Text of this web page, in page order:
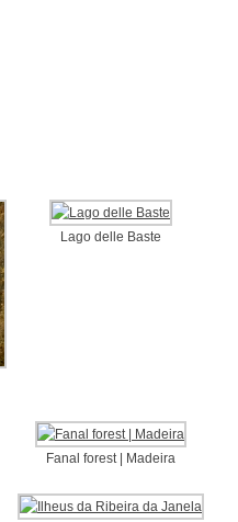
Lago delle Baste
Fanal forest | Madeira